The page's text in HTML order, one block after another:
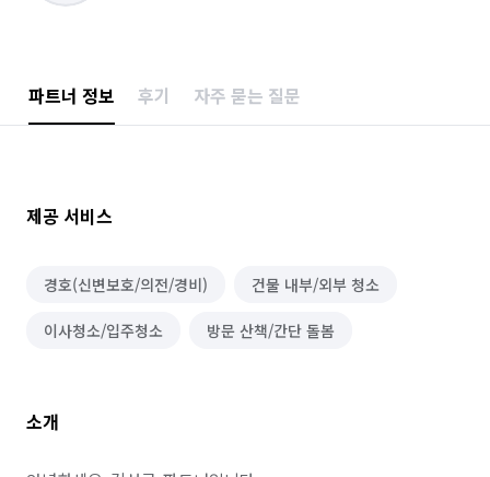
파트너 정보 후기 자주 묻는 질문
제공 서비스
경호(신변보호/의전/경비) 건물 내부/외부 청소
이사청소/입주청소 방문 산책/간단 돌봄
소개